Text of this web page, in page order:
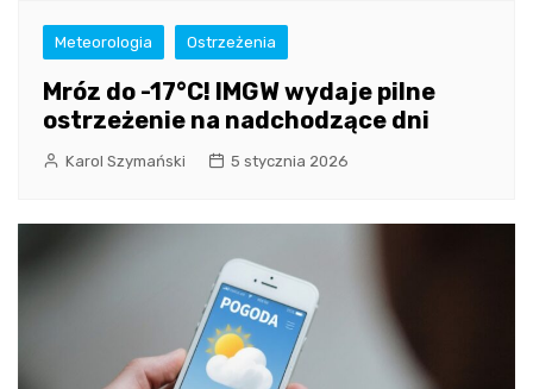
Meteorologia Ostrzeżenia
Mróz do -17°C! IMGW wydaje pilne
ostrzeżenie na nadchodzące dni
Karol Szymański 5 stycznia 2026